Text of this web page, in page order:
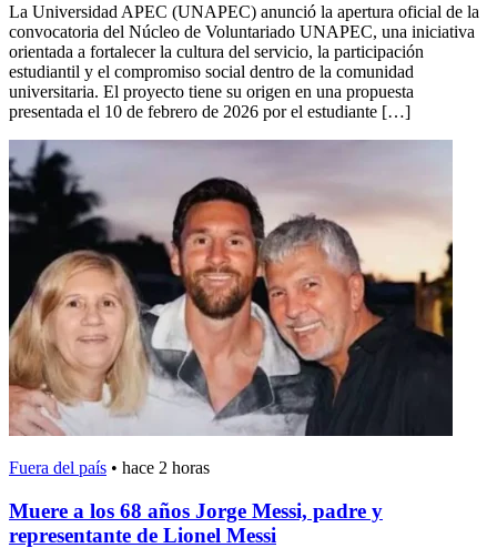
La Universidad APEC (UNAPEC) anunció la apertura oficial de la
convocatoria del Núcleo de Voluntariado UNAPEC, una iniciativa
orientada a fortalecer la cultura del servicio, la participación
estudiantil y el compromiso social dentro de la comunidad
universitaria. El proyecto tiene su origen en una propuesta
presentada el 10 de febrero de 2026 por el estudiante […]
Fuera del país • hace 2 horas
Muere a los 68 años Jorge Messi, padre y
representante de Lionel Messi